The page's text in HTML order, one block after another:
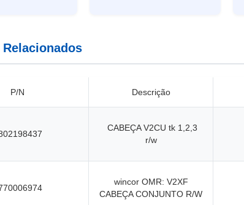
P/N Descrição
CABEÇA V2CU tk 1,2,3
r/w
wincor OMR: V2XF
CABEÇA CONJUNTO R/W